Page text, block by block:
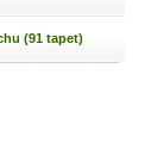
(91 tapet)